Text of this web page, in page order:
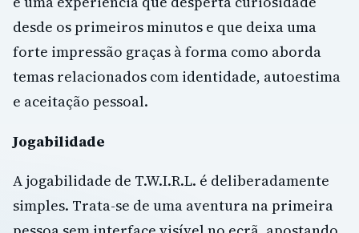
desde os primeiros minutos e que deixa uma
forte impressão graças à forma como aborda
temas relacionados com identidade, autoestima
e aceitação pessoal.
Jogabilidade
A jogabilidade de T.W.I.R.L. é deliberadamente
simples. Trata-se de uma aventura na primeira